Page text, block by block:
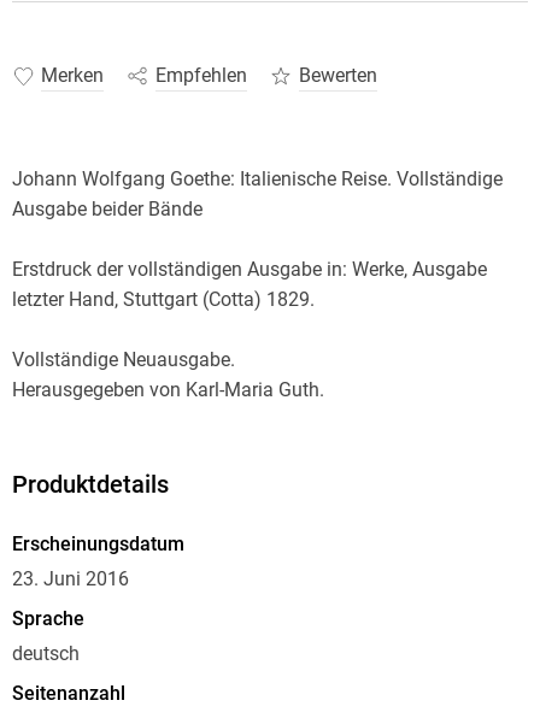
Merken Empfehlen Bewerten
Johann Wolfgang Goethe: Italienische Reise. Vollständige
Ausgabe beider Bände
Erstdruck der vollständigen Ausgabe in: Werke, Ausgabe
letzter Hand, Stuttgart (Cotta) 1829.
Vollständige Neuausgabe.
Herausgegeben von Karl-Maria Guth.
Textgrundlage ist die Ausgabe:
Textkritisch durchgesehen und mit Anmerkungen versehen
von Erich Trunz, Hamburg: Christian Wegener, 1948 ff.
Die Paginierung obiger Ausgabe wird in dieser Neuausgabe
als Marginalie zeilengenau mitgeführt.
Produktdetails
Erscheinungsdatum
23. Juni 2016
Sprache
deutsch
Seitenanzahl